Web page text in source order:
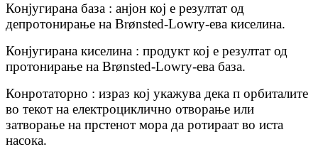
Конјугирана база : анјон кој е резултат од
депротонирање на Brønsted-Lowry-ева киселина.
Конјугирана киселина : продукт кој е резултат од
протонирање на Brønsted-Lowry-ева база.
Конротаторно : израз кој укажува дека п орбиталите
во текот на електроциклично отворање или
затворање на прстенот мора да ротираат во иста
насока.